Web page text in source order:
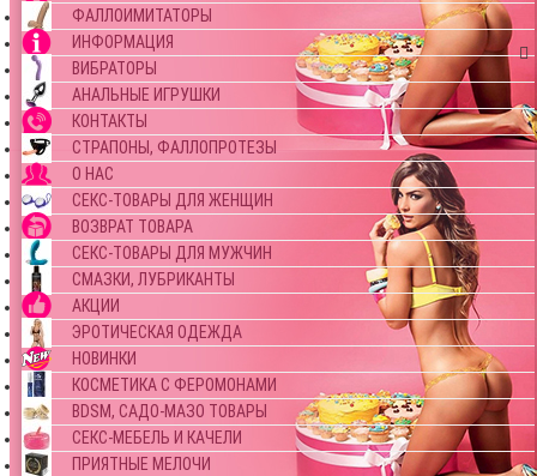
ФАЛЛОИМИТАТОРЫ
ИНФОРМАЦИЯ
ВИБРАТОРЫ
АНАЛЬНЫЕ ИГРУШКИ
КОНТАКТЫ
СТРАПОНЫ, ФАЛЛОПРОТЕЗЫ
О НАС
СЕКС-ТОВАРЫ ДЛЯ ЖЕНЩИН
ВОЗВРАТ ТОВАРА
СЕКС-ТОВАРЫ ДЛЯ МУЖЧИН
СМАЗКИ, ЛУБРИКАНТЫ
АКЦИИ
ЭРОТИЧЕСКАЯ ОДЕЖДА
НОВИНКИ
КОСМЕТИКА С ФЕРОМОНАМИ
BDSM, САДО-МАЗО ТОВАРЫ
СЕКС-МЕБЕЛЬ И КАЧЕЛИ
ПРИЯТНЫЕ МЕЛОЧИ